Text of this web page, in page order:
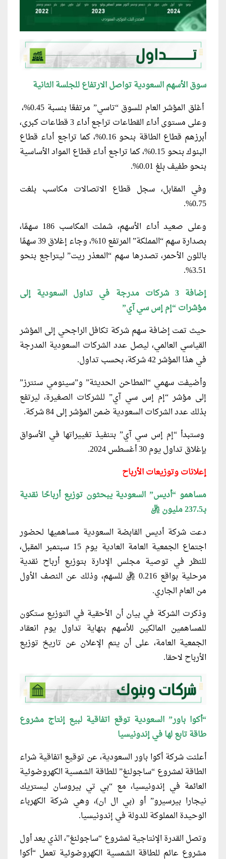
سوق الأسهم السعودية تواصل الارتفاع للجلسة الثانية
أغلق المؤشر العام للسوق “تاسي” مرتفعًا بنسبة 0.45%،
وعلى مستوى أداء القطاعات تراجع أداء 3 قطاعات كبرى،
أبرزهم قطاع الطاقة بنحو 0.16%، كما تراجع أداء قطاع
البنوك بنحو 0.15%، كما تراجع أداء قطاع المواد الأساسية
بنحو طفيف بلغ 0.01%.
وفي المقابل، سجل قطاع الاتصالات مكاسب بلغت
0.75%.
وعلى صعيد أداء الأسهم، شملت المكاسب 186 سهمًا،
بصدارة سهم “المملكة” المرتفع 10%، وجاء إغلاق 39 سهمًا
باللون الأحمر، تصدرها سهم “المعذر ريت” ليتراجع بنحو
3.51%.
إضافة 3 شركات مدرجة في تداول السعودية إلى
مؤشرات “إم إس سي آي”
حيث تمت إضافة سهم شركة تكافل الراجحي إلى المؤشر
القياسي العالمي، ليصل عدد الشركات السعودية المدرجة
في هذا المؤشر 42 شركة، بحسب تداول.
وأضيفت سهمي “المطاحن الحديثة” و”سينومي سنترز”
إلى مؤشر “إم إس سي آي” للشركات الصغيرة، ليرتفع
بذلك عدد الشركات السعودية ضمن المؤشر إلى 84 شركة.
وستبدأ “إم إس سي آي” بتنفيذ تغييراتها في الأسواق
بإغلاق تداول يوم 30 أغسطس 2024.
إعلانات وتوزيعات الأرباح
مساهمو “أديس” السعودية يبحثون توزيع أرباحًا نقدية
بـ237.5 مليون ريال
دعت شركة أديس القابضة السعودية مساهميها لحضور
اجتماع الجمعية العامة العادية يوم 15 سبتمبر المقبل،
للنظر في توصية مجلس الإدارة بتوزيع أرباح نقدية
مرحلية بواقع 0.216 ريال للسهم، وذلك عن النصف الأول
من العام الجاري.
وذكرت الشركة في بيان أن الأحقية في التوزيع ستكون
للمساهمين المالكين للأسهم بنهاية تداول يوم انعقاد
الجمعية العامة، على أن يتم الإعلان عن تاريخ توزيع
الأرباح لاحقا.
“أكوا باور” السعودية توقع اتفاقية لبيع إنتاج مشروع
طاقة تابع لها في إندونيسيا
أعلنت شركة أكوا باور السعودية، عن توقيع اتفاقية شراء
الطاقة لمشروع “ساجولنغ” للطاقة الشمسية الكهروضوئية
العائمة في إندونيسيا، مع “بي تي بيروسان ليستريك
نيجارا بيرسيرو” أو (بي ال ان)، وهي شركة الكهرباء
الوحيدة المملوكة للدولة في إندونيسيا.
وتصل القدرة الإنتاجية لمشروع “ساجولنغ”، الذي يعد أول
مشروع عائم للطاقة الشمسية الكهروضوئية تعمل “أكوا